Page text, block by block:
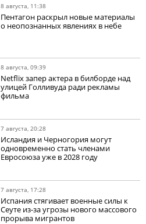
8 августа, 11:38
Пентагон раскрыл новые материалы
о неопознанных явлениях в небе
8 августа, 09:39
Netflix запер актера в билборде над
улицей Голливуда ради рекламы
фильма
7 августа, 20:28
Исландия и Черногория могут
одновременно стать членами
Евросоюза уже в 2028 году
7 августа, 17:28
Испания стягивает военные силы к
Сеуте из-за угрозы нового массового
прорыва мигрантов